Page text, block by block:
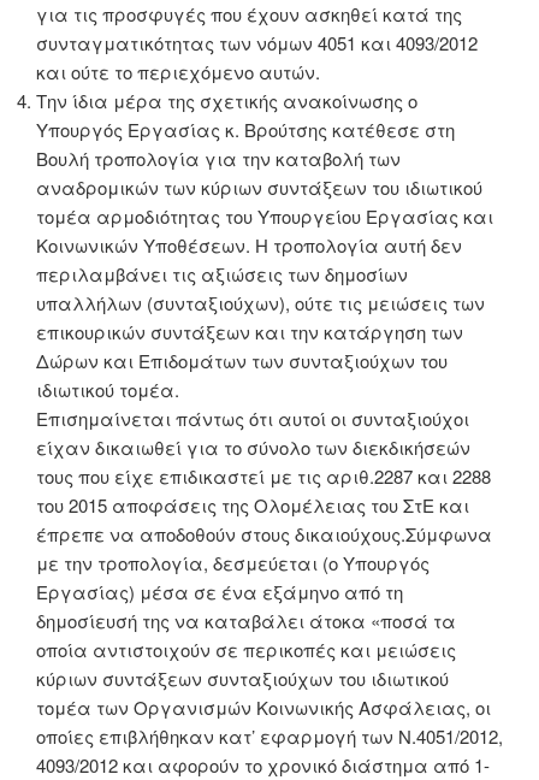
για τις προσφυγές που έχουν ασκηθεί κατά της
συνταγματικότητας των νόμων 4051 και 4093/2012
και ούτε το περιεχόμενο αυτών.
Την ίδια μέρα της σχετικής ανακοίνωσης ο
Υπουργός Εργασίας κ. Βρούτσης κατέθεσε στη
Βουλή τροπολογία για την καταβολή των
αναδρομικών των κύριων συντάξεων του ιδιωτικού
τομέα αρμοδιότητας του Υπουργείου Εργασίας και
Κοινωνικών Υποθέσεων. Η τροπολογία αυτή δεν
περιλαμβάνει τις αξιώσεις των δημοσίων
υπαλλήλων (συνταξιούχων), ούτε τις μειώσεις των
επικουρικών συντάξεων και την κατάργηση των
Δώρων και Επιδομάτων των συνταξιούχων του
ιδιωτικού τομέα.
Επισημαίνεται πάντως ότι αυτοί οι συνταξιούχοι
είχαν δικαιωθεί για το σύνολο των διεκδικήσεών
τους που είχε επιδικαστεί με τις αριθ.2287 και 2288
του 2015 αποφάσεις της Ολομέλειας του ΣτΕ και
έπρεπε να αποδοθούν στους δικαιούχους.Σύμφωνα
με την τροπολογία, δεσμεύεται (ο Υπουργός
Εργασίας) μέσα σε ένα εξάμηνο από τη
δημοσίευσή της να καταβάλει άτοκα «ποσά τα
οποία αντιστοιχούν σε περικοπές και μειώσεις
κύριων συντάξεων συνταξιούχων του ιδιωτικού
τομέα των Οργανισμών Κοινωνικής Ασφάλειας, οι
οποίες επιβλήθηκαν κατ’ εφαρμογή των Ν.4051/2012,
4093/2012 και αφορούν το χρονικό διάστημα από 1-